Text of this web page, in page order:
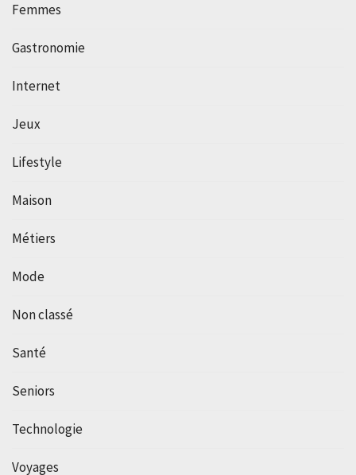
Femmes
Gastronomie
Internet
Jeux
Lifestyle
Maison
Métiers
Mode
Non classé
Santé
Seniors
Technologie
Voyages